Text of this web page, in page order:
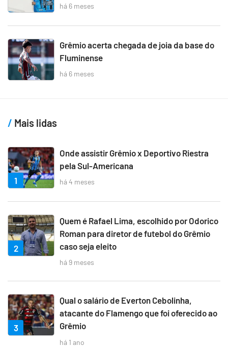
há 6 meses
Grêmio acerta chegada de joia da base do
Fluminense
há 6 meses
Mais lidas
1
Onde assistir Grêmio x Deportivo Riestra
pela Sul-Americana
há 4 meses
2
Quem é Rafael Lima, escolhido por Odorico
Roman para diretor de futebol do Grêmio
caso seja eleito
há 9 meses
3
Qual o salário de Everton Cebolinha,
atacante do Flamengo que foi oferecido ao
Grêmio
há 1 ano